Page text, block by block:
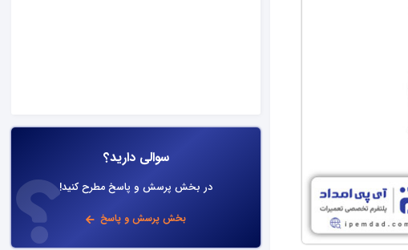
سوالی دارید؟
در بخش پرسش و پاسخ مطرح کنید!
بخش پرسش و پاسخ